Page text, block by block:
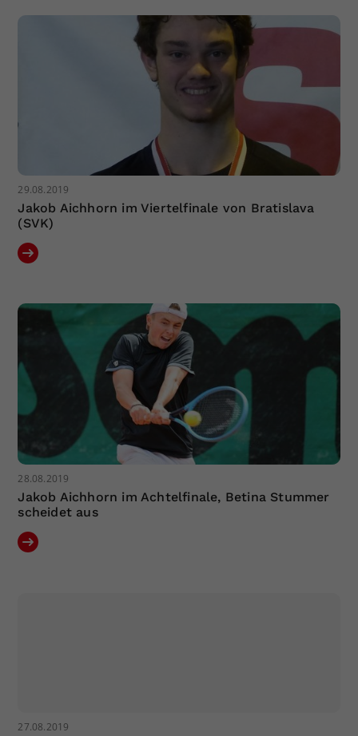
29.08.2019
Jakob Aichhorn im Viertelfinale von Bratislava
(SVK)
28.08.2019
Jakob Aichhorn im Achtelfinale, Betina Stummer
scheidet aus
27.08.2019
Dieser Wert speichert Ihre Consent-
Einstellungen. Unter anderem eine
zufällig generierte ID, für die
historische Speicherung Ihrer
vorgenommen Einstellungen, falls der
Webseiten-Betreiber dies eingestellt